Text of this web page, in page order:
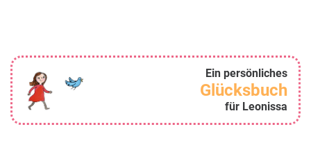
Ein persönliches
Glücksbuch
für Leonissa